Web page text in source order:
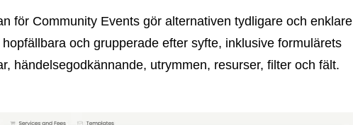
för Community Events gör alternativen tydligare och enklare
och grupperade efter syfte, inklusive formulärets
händelsegodkännande, utrymmen, resurser, filter och fält.